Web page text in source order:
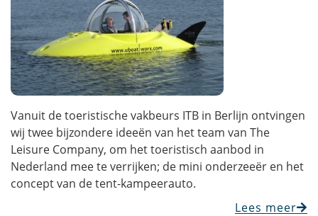
Vanuit de toeristische vakbeurs ITB in Berlijn ontvingen
wij twee bijzondere ideeën van het team van The
Leisure Company, om het toeristisch aanbod in
Nederland mee te verrijken; de mini onderzeeër en het
concept van de tent-kampeerauto.
Lees meer